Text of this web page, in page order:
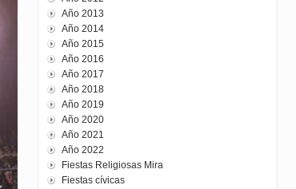
Año 2013
Año 2014
Año 2015
Año 2016
Año 2017
Año 2018
Año 2019
Año 2020
Año 2021
Año 2022
Fiestas Religiosas Mira
Fiestas cívicas